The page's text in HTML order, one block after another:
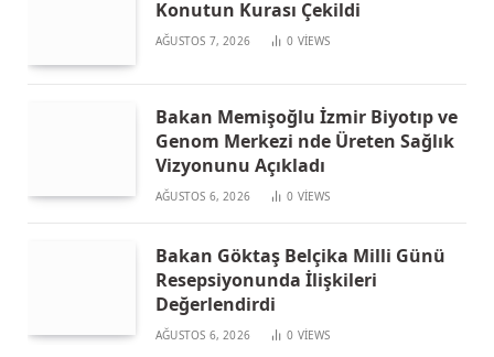
Konutun Kurası Çekildi
AĞUSTOS 7, 2026 0 VIEWS
Bakan Memişoğlu İzmir Biyotıp ve
Genom Merkezi nde Üreten Sağlık
Vizyonunu Açıkladı
AĞUSTOS 6, 2026 0 VIEWS
Bakan Göktaş Belçika Milli Günü
Resepsiyonunda İlişkileri
Değerlendirdi
AĞUSTOS 6, 2026 0 VIEWS